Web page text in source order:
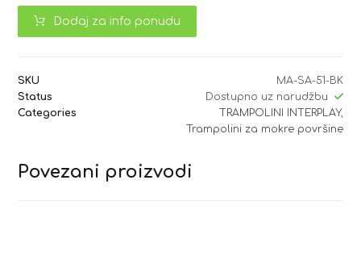
Dodaj za info ponudu
SKU
MA-SA-51-BK
Status
Dostupno uz narudžbu
Categories
TRAMPOLINI INTERPLAY,
Trampolini za mokre površine
Povezani proizvodi